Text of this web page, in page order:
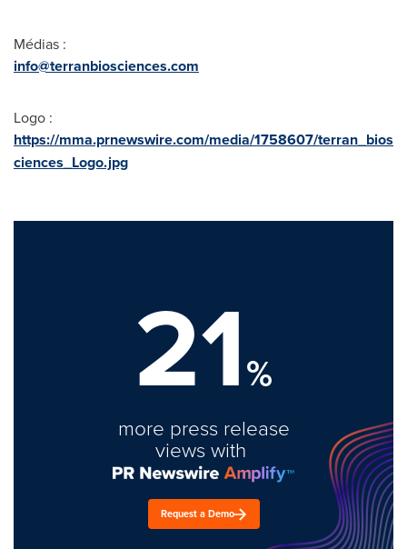
Médias :
info@terranbiosciences.com
Logo :
https://mma.prnewswire.com/media/1758607/terran_bios
ciences_Logo.jpg
21%
more press release
views with
Request a Demo